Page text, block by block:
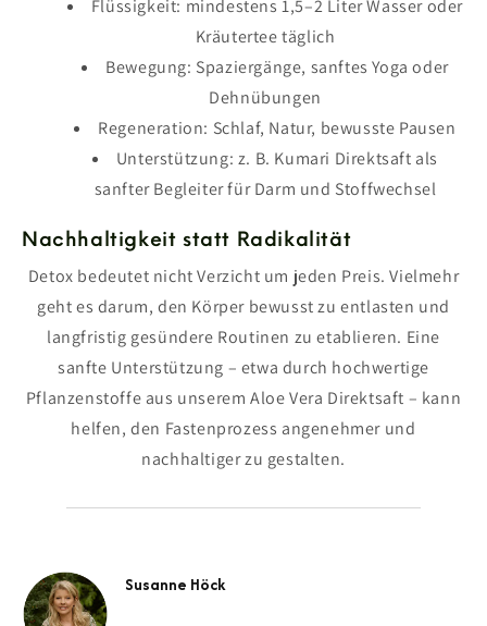
Flüssigkeit: mindestens 1,5–2 Liter Wasser oder
Kräutertee täglich
Bewegung: Spaziergänge, sanftes Yoga oder
Dehnübungen
Regeneration: Schlaf, Natur, bewusste Pausen
Unterstützung: z. B. Kumari Direktsaft als
sanfter Begleiter für Darm und Stoffwechsel
Nachhaltigkeit statt Radikalität
Detox bedeutet nicht Verzicht um jeden Preis. Vielmehr
geht es darum, den Körper bewusst zu entlasten und
langfristig gesündere Routinen zu etablieren. Eine
sanfte Unterstützung – etwa durch hochwertige
Pflanzenstoffe aus unserem Aloe Vera Direktsaft – kann
helfen, den Fastenprozess angenehmer und
nachhaltiger zu gestalten.
Susanne Höck